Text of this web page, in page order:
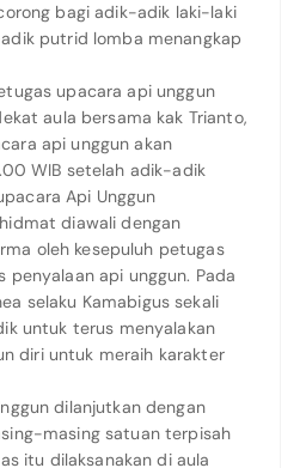
bagi adik-adik laki-laki
putrid lomba menangkap
upacara api unggun
aula bersama kak Trianto,
api unggun akan
WIB setelah adik-adik
Api Unggun
diawali dengan
oleh kesepuluh petugas
penyalaan api unggun. Pada
selaku Kamabigus sekali
untuk terus menyalakan
diri untuk meraih karakter
dilanjutkan dengan
masing satuan terpisah
itu dilaksanakan di aula